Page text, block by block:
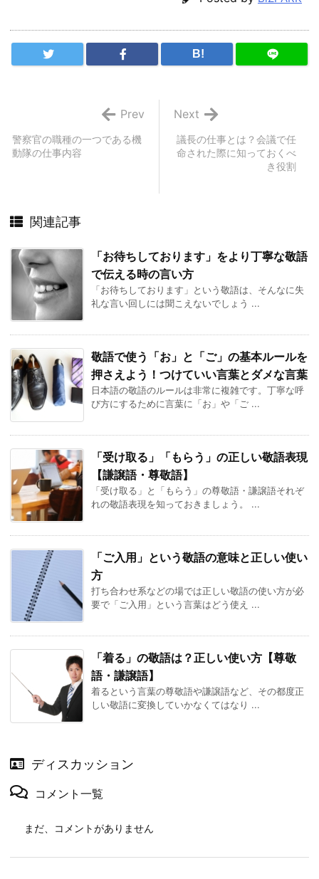
B!
議長の仕事とは？会議で任
命された際に知っておくべ
き役割
Next
警察官の職種の一つである機
動隊の仕事内容
Prev
関連記事
「お待ちしております」をより丁寧な敬語
で伝える時の言い方
「お待ちしております」という敬語は、そんなに失
礼な言い回しには聞こえないでしょう ...
敬語で使う「お」と「ご」の基本ルールを
押さえよう！つけていい言葉とダメな言葉
日本語の敬語のルールは非常に複雑です。丁寧な呼
び方にするために言葉に「お」や「ご ...
「受け取る」「もらう」の正しい敬語表現
【謙譲語・尊敬語】
「受け取る」と「もらう」の尊敬語・謙譲語それぞ
れの敬語表現を知っておきましょう。 ...
「ご入用」という敬語の意味と正しい使い
方
打ち合わせ系などの場では正しい敬語の使い方が必
要で「ご入用」という言葉はどう使え ...
「着る」の敬語は？正しい使い方【尊敬
語・謙譲語】
着るという言葉の尊敬語や謙譲語など、その都度正
しい敬語に変換していかなくてはなり ...
ディスカッション
コメント一覧
まだ、コメントがありません